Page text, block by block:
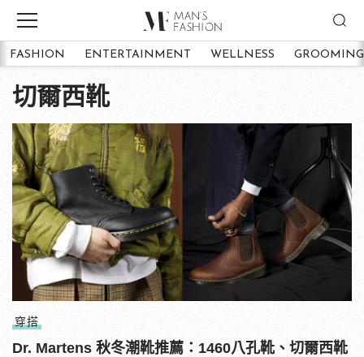
FASHION ENTERTAINMENT WELLNESS GROOMING
切爾西靴
穿搭
Dr. Martens 秋冬潮靴推薦：1460八孔靴、切爾西靴